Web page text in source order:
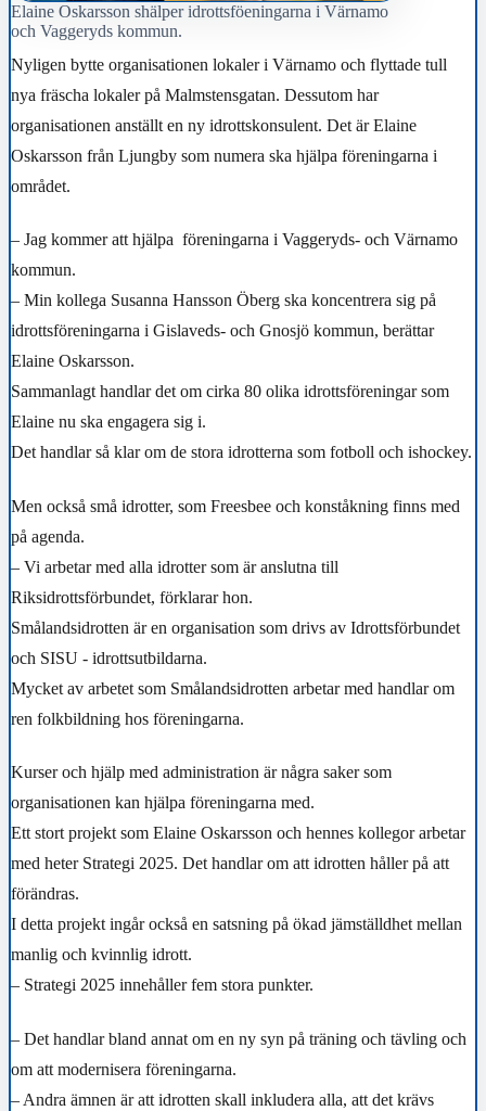
Elaine Oskarsson shälper idrottsföeningarna i Värnamo
och Vaggeryds kommun.
Nyligen bytte organisationen lokaler i Värnamo och flyttade tull
nya fräscha lokaler på Malmstensgatan. Dessutom har
organisationen anställt en ny idrottskonsulent. Det är Elaine
Oskarsson från Ljungby som numera ska hjälpa föreningarna i
området.
– Jag kommer att hjälpa föreningarna i Vaggeryds- och Värnamo
kommun.
– Min kollega Susanna Hansson Öberg ska koncentrera sig på
idrottsföreningarna i Gislaveds- och Gnosjö kommun, berättar
Elaine Oskarsson.
Sammanlagt handlar det om cirka 80 olika idrottsföreningar som
Elaine nu ska engagera sig i.
Det handlar så klar om de stora idrotterna som fotboll och ishockey.
Men också små idrotter, som Freesbee och konståkning finns med
på agenda.
– Vi arbetar med alla idrotter som är anslutna till
Riksidrottsförbundet, förklarar hon.
Smålandsidrotten är en organisation som drivs av Idrottsförbundet
och SISU - idrottsutbildarna.
Mycket av arbetet som Smålandsidrotten arbetar med handlar om
ren folkbildning hos föreningarna.
Kurser och hjälp med administration är några saker som
organisationen kan hjälpa föreningarna med.
Ett stort projekt som Elaine Oskarsson och hennes kollegor arbetar
med heter Strategi 2025. Det handlar om att idrotten håller på att
förändras.
I detta projekt ingår också en satsning på ökad jämställdhet mellan
manlig och kvinnlig idrott.
– Strategi 2025 innehåller fem stora punkter.
– Det handlar bland annat om en ny syn på träning och tävling och
om att modernisera föreningarna.
– Andra ämnen är att idrotten skall inkludera alla, att det krävs